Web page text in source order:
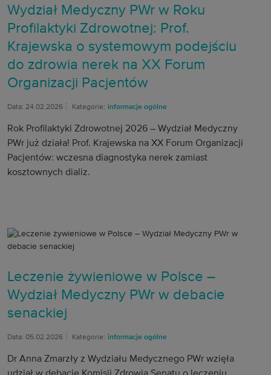
Wydział Medyczny PWr w Roku
Profilaktyki Zdrowotnej: Prof.
Krajewska o systemowym podejściu
do zdrowia nerek na XX Forum
Organizacji Pacjentów
Data: 24.02.2026 Kategorie: informacje ogólne
Rok Profilaktyki Zdrowotnej 2026 – Wydział Medyczny
PWr już działa! Prof. Krajewska na XX Forum Organizacji
Pacjentów: wczesna diagnostyka nerek zamiast
kosztownych dializ.
Leczenie żywieniowe w Polsce –
Wydział Medyczny PWr w debacie
senackiej
Data: 05.02.2026 Kategorie: informacje ogólne
Dr Anna Zmarzły z Wydziału Medycznego PWr wzięła